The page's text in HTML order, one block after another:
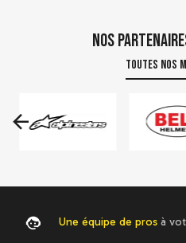
Nos
Toutes nos
Une équipe de pros à